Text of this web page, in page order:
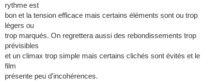
rythme est
bon et la tension efficace mais certains éléments sont ou trop
légers ou
trop marqués. On regrettera aussi des rebondissements trop
prévisibles
et un climax trop simple mais certains clichés sont évités et le
film
présente peu d'incohérences.